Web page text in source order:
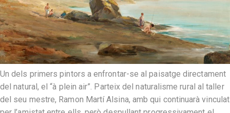
Un dels primers pintors a enfrontar-se al paisatge directament
del natural, el “à plein air”. Parteix del naturalisme rural al taller
del seu mestre, Ramon Martí Alsina, amb qui continuarà vinculat